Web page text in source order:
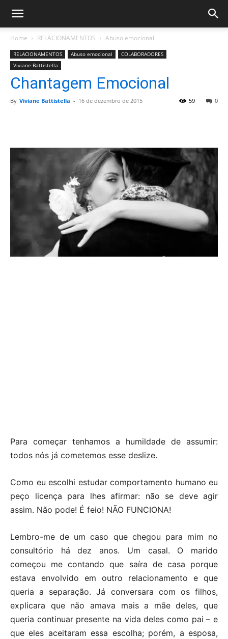
Home RELACIONAMENTOS Abuso emocional
RELACIONAMENTOS Abuso emocional
COLABORADORES
Viviane Battistella
Chantagem Emocional
By Viviane Battistella - 16 de dezembro de 2015 0
59
Para começar tenhamos a humildade de assumir:
todos nós já cometemos esse deslize.
Como eu escolhi estudar comportamento humano eu
peço licença para lhes afirmar: não se deve agir
assim. Não pode! É feio! NÃO FUNCIONA!
Lembro-me de um caso que chegou para mim no
consultório há dez anos. Um casal. O marido
começou me contando que saíra de casa porque
estava envolvido em outro relacionamento e que
queria a separação. Já conversara com os filhos,
explicara que não amava mais a mãe deles, que
queria continuar presente na vida deles como pai – e
que eles aceitaram essa escolha; porém, a esposa,